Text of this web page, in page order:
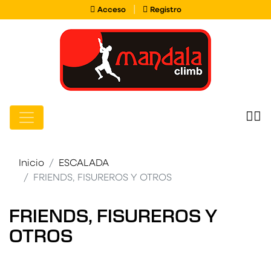
Acceso
Acceso Registro
Registro
Inicio
ESCALADA
FRIENDS, FISUREROS Y OTROS
FRIENDS, FISUREROS Y
OTROS